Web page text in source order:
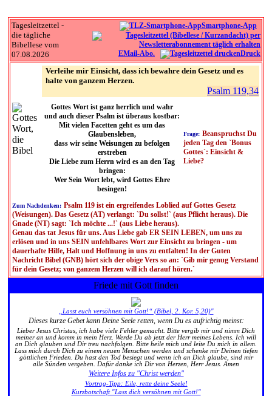
Tagesleitzettel -
die tägliche
Bibellese vom
07.08.2026
Smartphone-App
EMail-Abo. Druck
Verleihe mir Einsicht, dass ich bewahre dein Gesetz und es
halte von ganzem Herzen.
Psalm 119,34
Gottes Wort ist ganz herrlich und wahr
und auch dieser Psalm ist überaus kostbar:
Mit vielen Facetten geht es um das
Glaubensleben,
dass wir seine Weisungen zu befolgen
erstreben
Die Liebe zum Herrn wird es an den Tag
bringen:
Wer Sein Wort lebt, wird Gottes Ehre
besingen!
Frage: Beanspruchst Du
jeden Tag den `Bonus
Gottes`: Einsicht &
Liebe?
Zum Nachdenken: Psalm 119 ist ein ergreifendes Loblied auf Gottes Gesetz
(Weisungen). Das Gesetz (AT) verlangt: `Du sollst!` (aus Pflicht heraus). Die
Gnade (NT) sagt: `Ich möchte ...!` (aus Liebe heraus).
Genau das tat Jesus für uns. Aus Liebe gab ER SEIN LEBEN, um uns zu
erlösen und in uns SEIN unfehlbares Wort zur Einsicht zu bringen - um
dauerhafte Hilfe, Halt und Hoffnung in uns zu entfalten! In der Guten
Nachricht Bibel (GNB) hört sich der obige Vers so an: `Gib mir genug Verstand
für dein Gesetz; von ganzem Herzen will ich darauf hören.`
Friede mit Gott finden
„Lasst euch versöhnen mit Gott!“ (Bibel, 2. Kor. 5,20)"
Dieses kurze Gebet kann Deine Seele retten, wenn Du es aufrichtig meinst:
Lieber Jesus Christus, ich habe viele Fehler gemacht. Bitte vergib mir und nimm Dich
meiner an und komm in mein Herz. Werde Du ab jetzt der Herr meines Lebens. Ich will
an Dich glauben und Dir treu nachfolgen. Bitte heile mich und leite Du mich in allem.
Lass mich durch Dich zu einem neuen Menschen werden und schenke mir Deinen tiefen
göttlichen Frieden. Du hast den Tod besiegt und wenn ich an Dich glaube, sind mir
alle Sünden vergeben. Dafür danke ich Dir von Herzen, Herr Jesus. Amen
Weitere Infos zu "Christ werden"
Vortrag-Tipp: Eile, rette deine Seele!
Kurzbotschaft "Lass dich versöhnen mit Gott!"